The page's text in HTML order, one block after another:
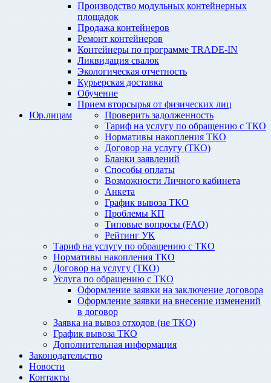
Производство модульных контейнерных
площадок
Продажа контейнеров
Ремонт контейнеров
Контейнеры по программе TRADE-IN
Ликвидация свалок
Экологическая отчетность
Курьерская доставка
Обучение
Прием вторсырья от физических лиц
Проверить задолженность
Тариф на услугу по обращению с ТКО
Нормативы накопления ТКО
Договор на услугу (ТКО)
Бланки заявлений
Способы оплаты
Возможности Личного кабинета
Анкета
График вывоза ТКО
Проблемы КП
Типовые вопросы (FAQ)
Рейтинг УК
Юр.лицам
Тариф на услугу по обращению с ТКО
Нормативы накопления ТКО
Договор на услугу (ТКО)
Услуга по обращению с ТКО
Оформление заявки на заключение договора
Оформление заявки на внесение изменений
в договор
Заявка на вывоз отходов (не ТКО)
График вывоза ТКО
Дополнительная информация
Законодательство
Новости
Контакты